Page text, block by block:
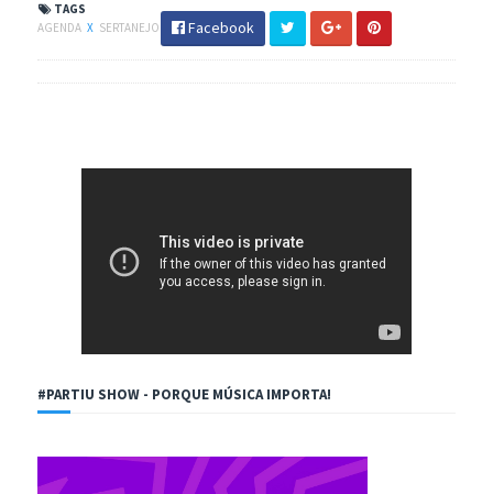
TAGS
AGENDA X SERTANEJO Facebook
#PARTIU SHOW - PORQUE MÚSICA IMPORTA!